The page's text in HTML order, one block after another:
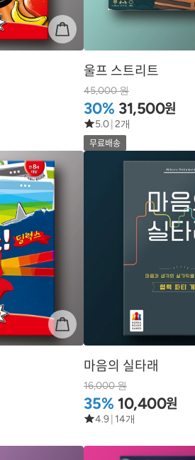
울프 스트리트
45,000 원
30% 31,500원
5.0 2개
무료배송
마음의 실타래
16,000 원
35% 10,400원
4.9 14개